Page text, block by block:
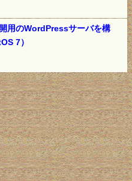
用のWordPressサーバを構
7）